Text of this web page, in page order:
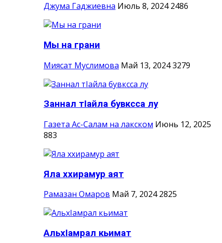
Джума Гаджиевна Июль 8, 2024 2486
Мы на грани
Миясат Муслимова Май 13, 20243279
Заннал тIайла бувксса лу
Газета Ас-Салам на лакском Июнь 12, 2025
883
Яла ххирамур аят
Рамазан Омаров Май 7, 2024 2825
АльхIамрал кьимат